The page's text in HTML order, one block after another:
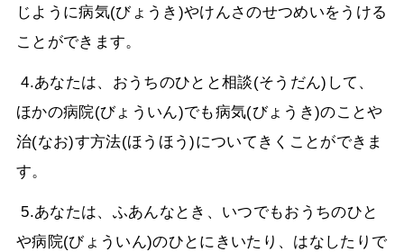
じように病気(びょうき)やけんさのせつめいをうける
ことができます。
4.あなたは、おうちのひとと相談(そうだん)して、
ほかの病院(びょういん)でも病気(びょうき)のことや
治(なお)す方法(ほうほう)についてきくことができま
す。
5.あなたは、ふあんなとき、いつでもおうちのひと
や病院(びょういん)のひとにきいたり、はなしたりで